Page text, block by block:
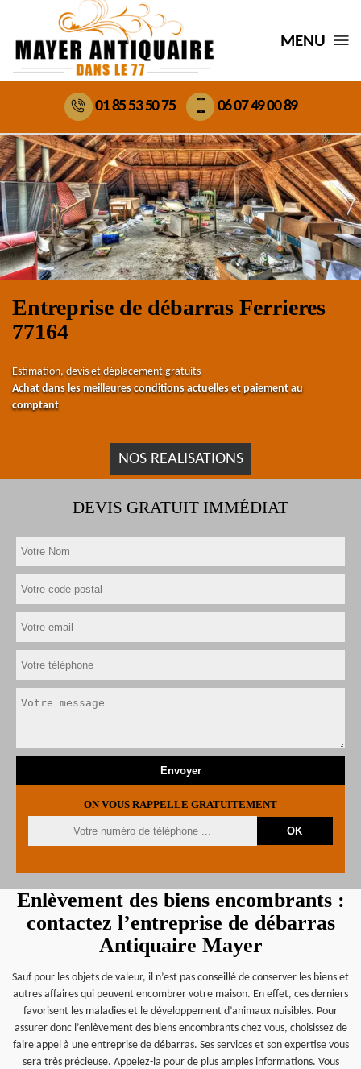
MENU
01 85 53 50 75 06 07 49 00 89
Entreprise de débarras Ferrieres
77164
Estimation, devis et déplacement gratuits
Achat dans les meilleures conditions actuelles et paiement au
comptant
NOS REALISATIONS
DEVIS GRATUIT IMMÉDIAT
ON VOUS RAPPELLE GRATUITEMENT
Enlèvement des biens encombrants :
contactez l’entreprise de débarras
Antiquaire Mayer
Sauf pour les objets de valeur, il n’est pas conseillé de conserver les biens et
autres affaires qui peuvent encombrer votre maison. En effet, ces derniers
favorisent les maladies et le développement d’animaux nuisibles. Pour
assurer donc l’enlèvement des biens encombrants chez vous, choisissez de
faire appel à une entreprise de débarras. Ses services et son expertise vous
sera très précieuse. Appelez-la pour de plus amples informations. Vous